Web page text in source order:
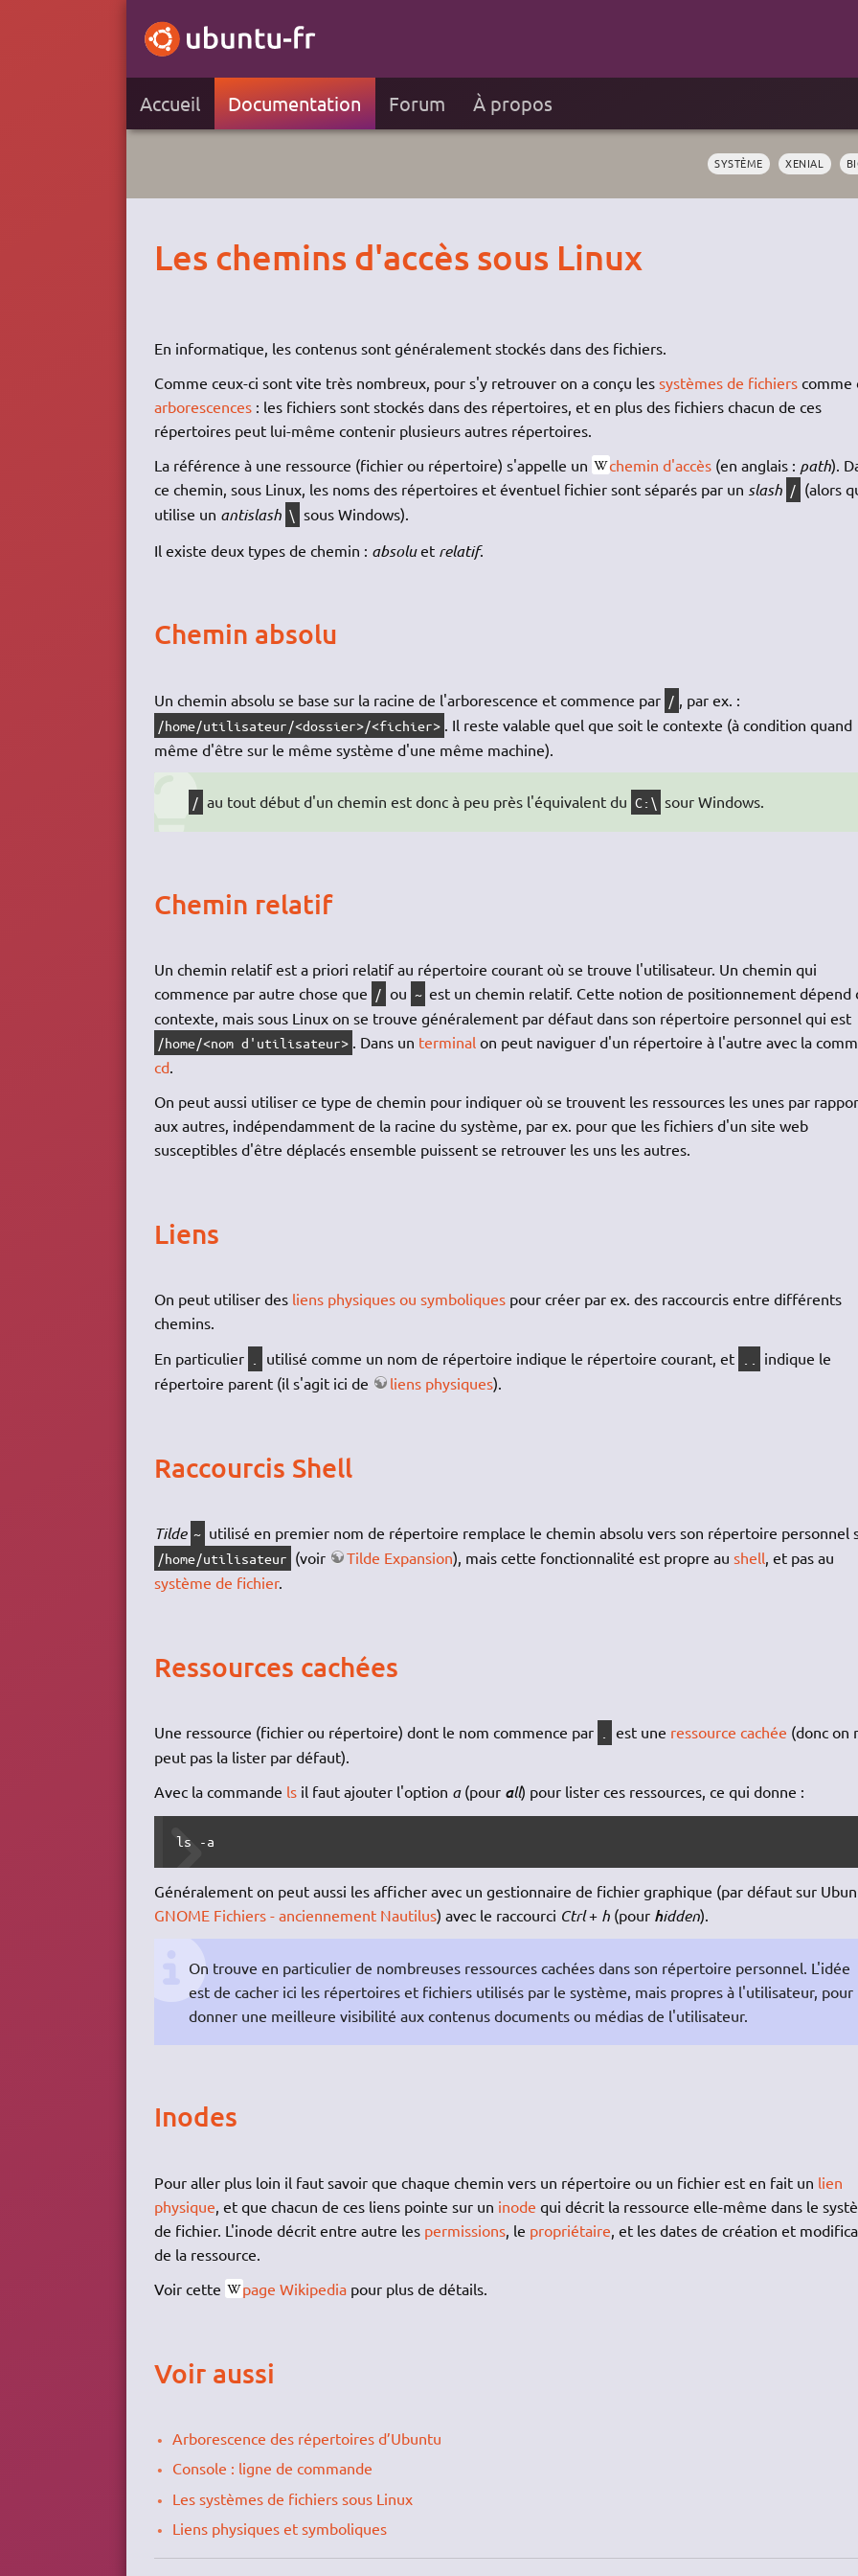
Accueil Documentation Forum À propos
SYSTÈME XENIAL
Les chemins d'accès sous Linux
En informatique, les contenus sont généralement stockés dans des fichiers.
Comme ceux-ci sont vite très nombreux, pour s'y retrouver on a conçu les systèmes de fichierscomme
arborescences: les fichiers sont stockés dans des répertoires, et en plus des fichiers chacun de ces
répertoires peut lui-même contenir plusieurs autres répertoires.
La référence à une ressource (fichier ou répertoire) s'appelle un
chemin d'accès(en anglais : path).
ce chemin, sous Linux, les noms des répertoires et éventuel fichier sont séparés par un slash / (alors
utilise un antislash \ sous Windows).
Il existe deux types de chemin : absoluet relatif.
Chemin absolu
Un chemin absolu se base sur la racine de l'arborescence et commence par / , par ex. :
/home/utilisateur/<dossier>/<fichier>
. Il reste valable quel que soit le contexte (à condition quand
même d'être sur le même système d'une même machine).
/ au tout début d'un chemin est donc à peu près l'équivalent du C:\ sour Windows.
Chemin relatif
Un chemin relatif est a priori relatif au répertoire courant où se trouve l'utilisateur. Un chemin qui
commence par autre chose que / ou ~ est un chemin relatif. Cette notion de positionnement dépend
contexte, mais sous Linux on se trouve généralement par défaut dans son répertoire personnel qui est
/home/<nom d'utilisateur> . Dans un terminalon peut naviguer d'un répertoire à l'autre avec la
cd.
On peut aussi utiliser ce type de chemin pour indiquer où se trouvent les ressources les unes par
aux autres, indépendamment de la racine du système, par ex. pour que les fichiers d'un site web
susceptibles d'être déplacés ensemble puissent se retrouver les uns les autres.
Liens
On peut utiliser des liens physiques ou symboliquespour créer par ex. des raccourcis entre différents
chemins.
En particulier
utilisé comme un nom de répertoire indique le répertoire courant, et
indique le
répertoire parent (il s'agit ici de
liens physiques).
Raccourcis Shell
Tilde ~ utilisé en premier nom de répertoire remplace le chemin absolu vers son répertoire personnel
/home/utilisateur (voir Tilde Expansion), mais cette fonctionnalité est propre au shell , et pas au
système de fichier.
Ressources cachées
Une ressource (fichier ou répertoire) dont le nom commence par est une ressource cachée (donc on
peut pas la lister par défaut).
Avec la commande lsil faut ajouter l'option a(pour all) pour lister ces ressources, ce qui donne :
ls -a
Généralement on peut aussi les afficher avec un gestionnaire de fichier graphique (par défaut sur
GNOME Fichiers - anciennement Nautilus) avec le raccourci Ctrl+ h(pour hidden).
On trouve en particulier de nombreuses ressources cachées dans son répertoire personnel. L'idée
est de cacher ici les répertoires et fichiers utilisés par le système, mais propres à l'utilisateur, pour
donner une meilleure visibilité aux contenus documents ou médias de l'utilisateur.
Inodes
Pour aller plus loin il faut savoir que chaque chemin vers un répertoire ou un fichier est en fait un lien
physique , et que chacun de ces liens pointe sur un inode qui décrit la ressource elle-même dans le
de fichier. L'inode décrit entre autre les permissions, le propriétaire , et les dates de création et
de la ressource.
Voir cette
page Wikipediapour plus de détails.
Voir aussi
Arborescence des répertoires d’Ubuntu
Console : ligne de commande
Les systèmes de fichiers sous Linux
Liens physiques et symboliques